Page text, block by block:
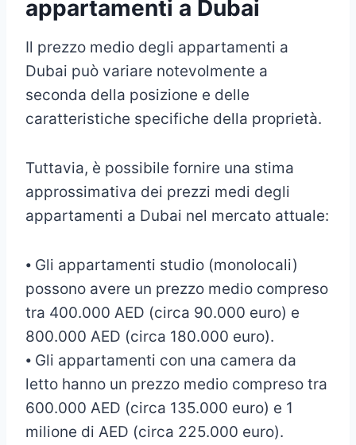
appartamenti a Dubai
Il prezzo medio degli appartamenti a
Dubai può variare notevolmente a
seconda della posizione e delle
caratteristiche specifiche della proprietà.
Tuttavia, è possibile fornire una stima
approssimativa dei prezzi medi degli
appartamenti a Dubai nel mercato attuale:
⦁ Gli appartamenti studio (monolocali)
possono avere un prezzo medio compreso
tra 400.000 AED (circa 90.000 euro) e
800.000 AED (circa 180.000 euro).
⦁ Gli appartamenti con una camera da
letto hanno un prezzo medio compreso tra
600.000 AED (circa 135.000 euro) e 1
milione di AED (circa 225.000 euro).